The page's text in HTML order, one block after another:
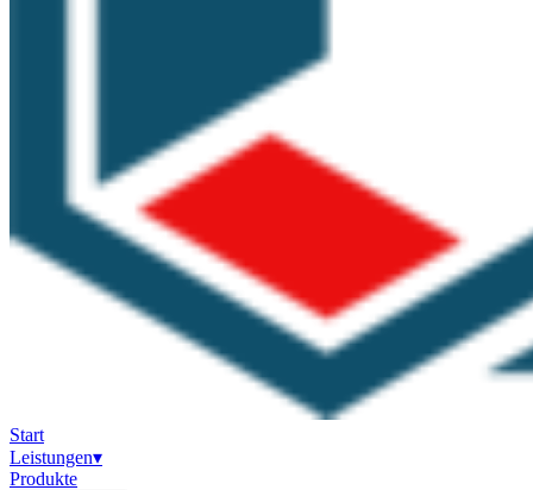
Start
Leistungen▾
Produkte